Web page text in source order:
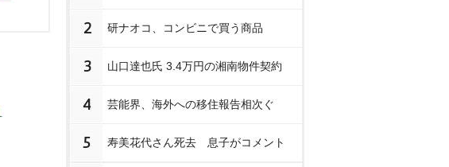
2 研ナオコ、コンビニで買う商品
3 山口達也氏 3.4万円の湘南物件契約
4 芸能界、海外への移住報告相次ぐ
5 寿美花代さん死去 息子がコメント